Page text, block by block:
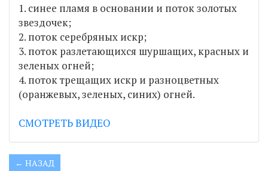
1. синее пламя в основании и поток золотых
звездочек;
2. поток серебряных искр;
3. поток разлетающихся шуршащих, красных и
зеленых огней;
4. поток трещащих искр и разноцветных
(оранжевых, зеленых, синих) огней.
СМОТРЕТЬ ВИДЕО